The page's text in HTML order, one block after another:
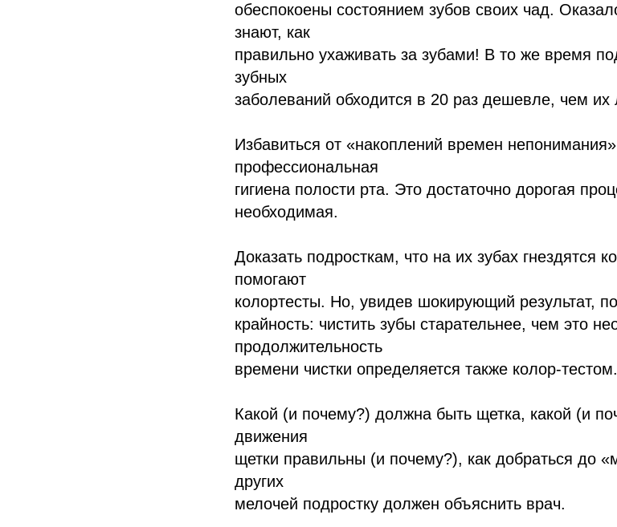
обеспокоены состоянием зубов своих чад.
знают, как
правильно ухаживать за зубами! В то же время
зубных
заболеваний обходится в 20 раз дешевле, чем их
Избавиться от «накоплений времен
профессиональная
гигиена полости рта. Это достаточно дорогая
необходимая.
Доказать подросткам, что на их зубах гнездятся
помогают
колортесты. Но, увидев шокирующий результат,
крайность: чистить зубы старательнее, чем это
продолжительность
времени чистки определяется также колор-тестом.
Какой (и почему?) должна быть щетка, какой (и
движения
щетки правильны (и почему?), как добраться до
других
мелочей подростку должен объяснить врач.